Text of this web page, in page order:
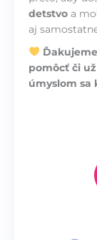
detstvo a
aj
pomôcť či
úmyslom sa